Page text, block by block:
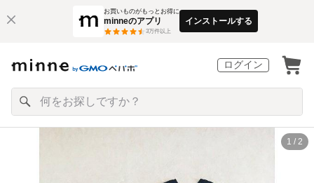
お買いものがもっとお得に
minneのアプリ
3万件以上
インストールする
ログイン
1 / 2